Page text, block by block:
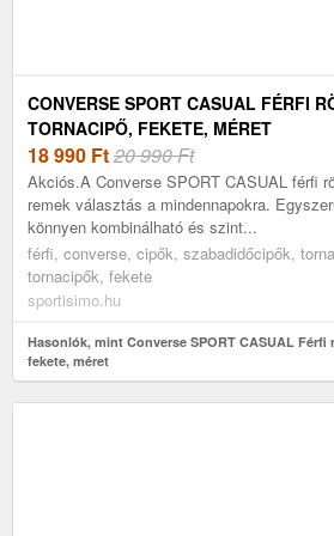
CONVERSE SPORT CASUAL FÉRFI
TORNACIPŐ, FEKETE, MÉRET
18 990 Ft20 990 Ft
Akciós.A Converse SPORT CASUAL férfi
remek választás a mindennapokra.
könnyen kombinálható és szint...
férfi, converse, cipők, szabadidőcipők,
tornacipők, fekete
sportisimo.hu
Hasonlók, mint Converse SPORT CASUAL
fekete, méret